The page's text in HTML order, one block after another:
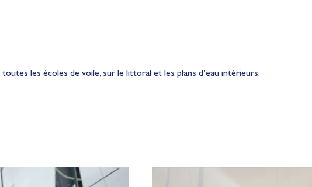
les écoles de voile, sur le littoral et les plans d’eau intérieurs.